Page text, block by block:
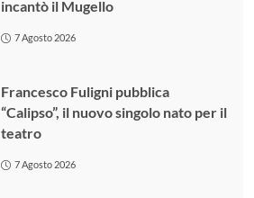
incantò il Mugello
7 Agosto 2026
Francesco Fuligni pubblica
“Calipso”, il nuovo singolo nato per il
teatro
7 Agosto 2026